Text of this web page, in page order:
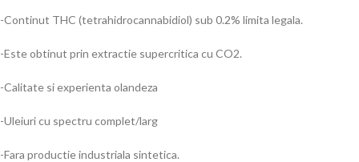
-Continut THC (tetrahidrocannabidiol) sub 0.2% limita legala.
-Este obtinut prin extractie supercritica cu CO2.
-Calitate si experienta olandeza
-Uleiuri cu spectru complet/larg
-Fara productie industriala sintetica.